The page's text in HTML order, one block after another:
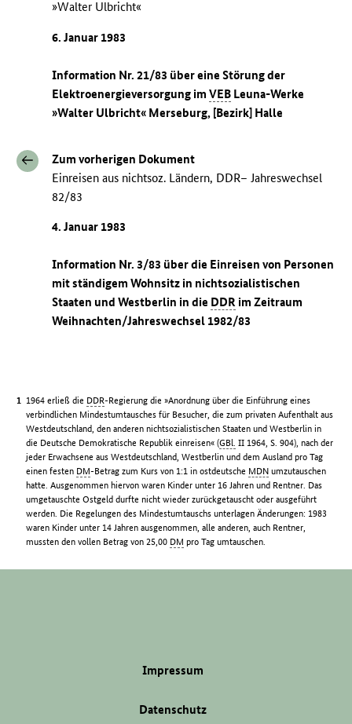
»Walter Ulbricht«
6. Januar 1983
Information Nr. 21/83 über eine Störung der
Elektroenergieversorgung imVEB Leuna-Werke
»Walter Ulbricht« Merseburg, [Bezirk] Halle
Zum vorherigen Dokument
Einreisen aus nichtsoz. Ländern, DDR– Jahreswechsel
82/83
4. Januar 1983
Information Nr. 3/83 über die Einreisen von Personen
mit ständigem Wohnsitz in nichtsozialistischen
Staaten und Westberlin in die DDR im Zeitraum
Weihnachten/Jahreswechsel 1982/83
1964 erließ die DDR-Regierung die »Anordnung über die Einführung eines
verbindlichen Mindestumtausches für Besucher, die zum privaten Aufenthalt aus
Westdeutschland, den anderen nichtsozialistischen Staaten und Westberlin in
die Deutsche Demokratische Republik einreisen« (GBl. II 1964, S. 904), nach der
jeder Erwachsene aus Westdeutschland, Westberlin und dem Ausland pro Tag
einen festen DM-Betrag zum Kurs von 1:1 in ostdeutsche MDN umzutauschen
hatte. Ausgenommen hiervon waren Kinder unter 16 Jahren und Rentner. Das
umgetauschte Ostgeld durfte nicht wieder zurückgetauscht oder ausgeführt
werden. Die Regelungen des Mindestumtauschs unterlagen Änderungen: 1983
waren Kinder unter 14 Jahren ausgenommen, alle anderen, auch Rentner,
mussten den vollen Betrag von 25,00 DM pro Tag umtauschen.
Impressum
Datenschutz